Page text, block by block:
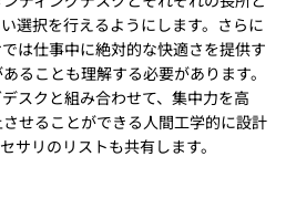
選択を行えるようにします。さらに
は仕事中に絶対的な快適さを提供す
ることも理解する必要があります。
スクと組み合わせて、集中力を高
せることができる人間工学的に設計
サリのリストも共有します。